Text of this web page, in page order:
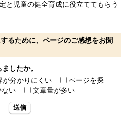
と児童の健全育成に役立ててもらう
るために、ページのご感想をお聞
したか。
が分かりにくい
ページを探
ない 文章量が多い
送信